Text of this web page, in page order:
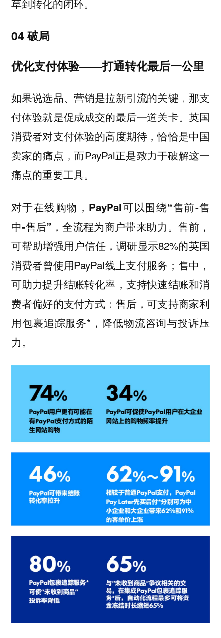
草到转化的闭环。
04 破局
优化支付体验——打通转化最后一公里
如果说选品、营销是拉新引流的关键，那支
付体验就是促成成交的最后一道关卡。英国
消费者对支付体验的高度期待，恰恰是中国
卖家的痛点，而PayPal正是致力于破解这一
痛点的重要工具。
对于在线购物，PayPal可以围绕“售前-售
中-售后”，全流程为商户带来助力。售前，
可帮助增强用户信任，调研显示82%的英国
消费者曾使用PayPal线上支付服务；售中，
可助力提升结账转化率，支持快速结账和消
费者偏好的支付方式；售后，可支持商家利
用包裹追踪服务*，降低物流咨询与投诉压
力。